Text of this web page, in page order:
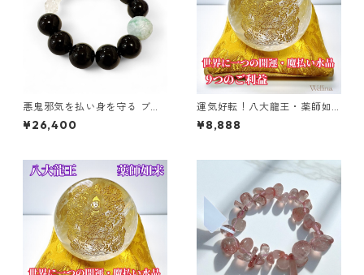
悪鬼邪気を払い身を守る ブレ
スレット 16ミリ玉
¥26,400
運気好転！八大龍王・薬師如
来 水晶丸玉 【小】
¥8,888